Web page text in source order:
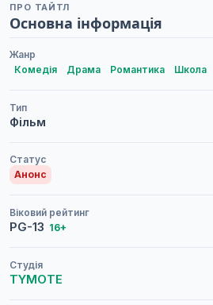
ПРО ТАЙТЛ
Основна інформація
Жанр
Комедія
Драма Романтика Школа
Тип
Фільм
Статус
Анонс
Віковий рейтинг
PG-13 16+
Студія
TYMOTE